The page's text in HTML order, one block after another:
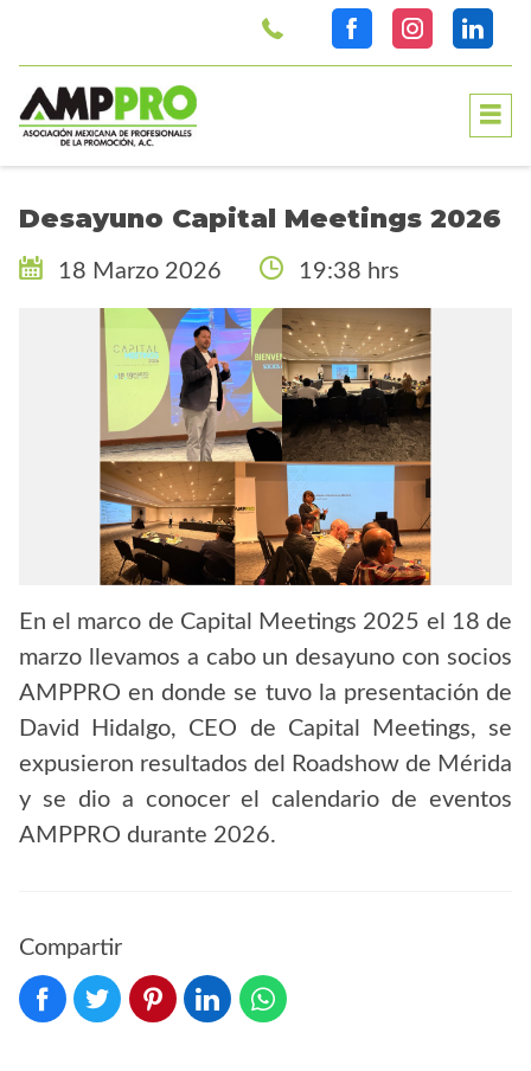
Desayuno Capital Meetings 2026
18 Marzo 2026 19:38 hrs
En el marco de Capital Meetings 2025 el 18 de
marzo llevamos a cabo un desayuno con socios
AMPPRO en donde se tuvo la presentación de
David Hidalgo, CEO de Capital Meetings, se
expusieron resultados del Roadshow de Mérida
y se dio a conocer el calendario de eventos
AMPPRO durante 2026.
Compartir